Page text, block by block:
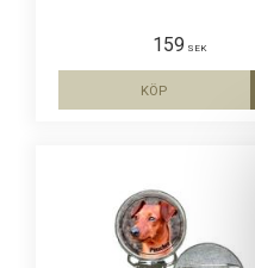
159 SEK
KÖP